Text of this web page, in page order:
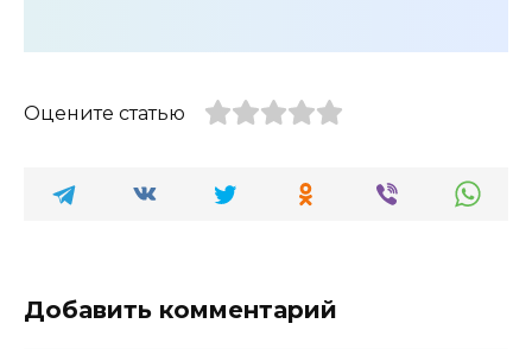
Оцените статью
Добавить комментарий